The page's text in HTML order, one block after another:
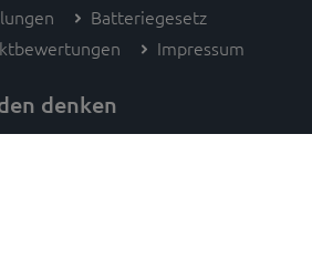
Batteriegesetz
Impressum
denken